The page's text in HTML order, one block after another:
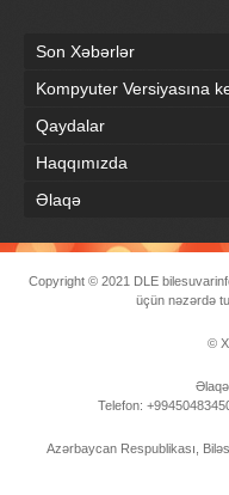
Son Xəbərlər
Kompyuter Versiyasına
Qaydalar
Haqqımızda
Əlaqə
Copyright © 2021 DLE
üçün nəzərdə
©
Telefon:
Azərbaycan Respublikası,